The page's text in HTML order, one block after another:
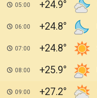
05:00 +24.9
06:00 +24.8
07:00 +24.8
08:00 +25.9
09:00 +27.2